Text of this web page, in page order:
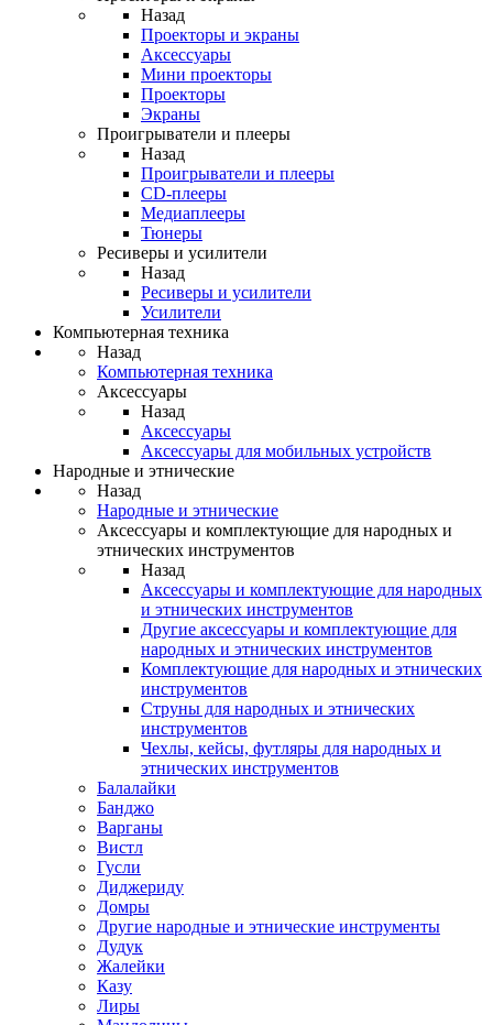
Назад
Проекторы и экраны
Аксессуары
Мини проекторы
Проекторы
Экраны
Проигрыватели и плееры
Назад
Проигрыватели и плееры
CD-плееры
Медиаплееры
Тюнеры
Ресиверы и усилители
Назад
Ресиверы и усилители
Усилители
Компьютерная техника
Назад
Компьютерная техника
Аксессуары
Назад
Аксессуары
Аксессуары для мобильных устройств
Народные и этнические
Назад
Народные и этнические
Аксессуары и комплектующие для народных и
этнических инструментов
Назад
Аксессуары и комплектующие для народных
и этнических инструментов
Другие аксессуары и комплектующие для
народных и этнических инструментов
Комплектующие для народных и этнических
инструментов
Струны для народных и этнических
инструментов
Чехлы, кейсы, футляры для народных и
этнических инструментов
Балалайки
Банджо
Варганы
Вистл
Гусли
Диджериду
Домры
Другие народные и этнические инструменты
Дудук
Жалейки
Казу
Лиры